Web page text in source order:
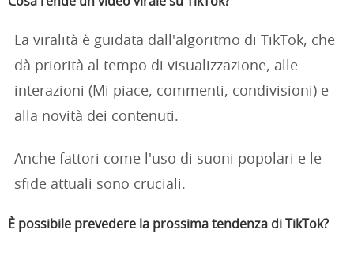
La viralità è guidata dall'algoritmo di TikTok, che
dà priorità al tempo di visualizzazione, alle
interazioni (Mi piace, commenti, condivisioni) e
alla novità dei contenuti.
Anche fattori come l'uso di suoni popolari e le
sfide attuali sono cruciali.
È possibile prevedere la prossima tendenza di TikTok?